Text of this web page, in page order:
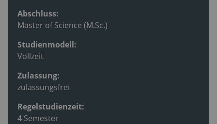
Abschluss:
Master of Science (M.Sc.)
Studienmodell:
Vollzeit
Zulassung:
zulassungsfrei
Regelstudienzeit:
4 Semester